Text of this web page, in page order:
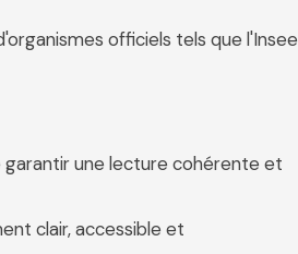
officiels tels que l'Insee
garantir une lecture cohérente et
clair, accessible et